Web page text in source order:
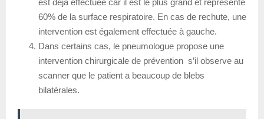
60% de la surface respiratoire. En cas de rechute, une
intervention est également effectuée à gauche.
Dans certains cas, le pneumologue propose une
intervention chirurgicale de prévention s’il observe au
scanner que le patient a beaucoup de blebs
bilatérales.